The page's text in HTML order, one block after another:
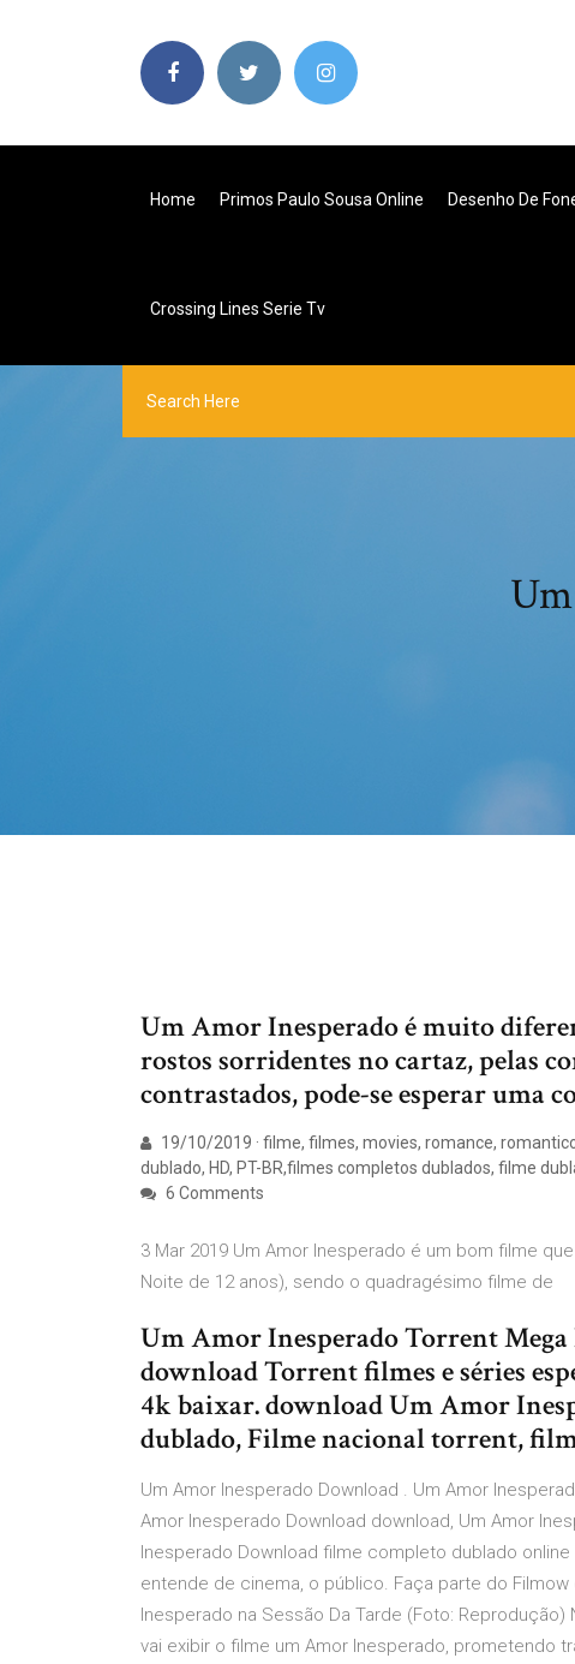
Home Primos Paulo Sousa Online Desenho De
Crossing Lines Serie Tv
Um Amor Inesperado é muito
rostos sorridentes no cartaz, pelas
contrastados, pode-se esperar uma
19/10/2019 · filme, filmes, movies, romance,
dublado, HD, PT-BR,filmes completos dublados, filme
6 Comments
3 Mar 2019 Um Amor Inesperado é um bom filme
Noite de 12 anos), sendo o quadragésimo filme de
Um Amor Inesperado Torrent
download Torrent filmes e séries
4k baixar. download Um Amor
dublado, Filme nacional torrent,
Um Amor Inesperado Download . Um Amor
Amor Inesperado Download download, Um Amor
Inesperado Download filme completo dublado
entende de cinema, o público. Faça parte do
Inesperado na Sessão Da Tarde (Foto:
vai exibir o filme um Amor Inesperado,